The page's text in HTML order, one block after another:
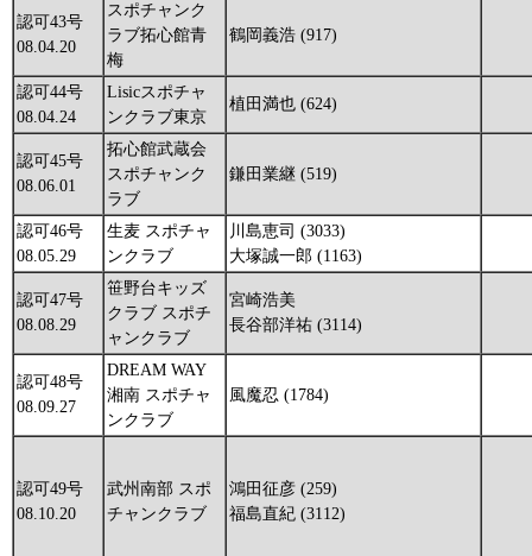
認可43号
08.04.20
スポチャンク
ラブ拓心館青
梅
鶴岡義浩 (917)
認可44号
08.04.24
Lisicスポチャ
ンクラブ東京
植田満也 (624)
認可45号
08.06.01
拓心館武蔵会
スポチャンク
ラブ
鎌田業継 (519)
認可46号
08.05.29
生麦 スポチャ
ンクラブ
川島恵司 (3033)
大塚誠一郎 (1163)
認可47号
08.08.29
笹野台キッズ
クラブ スポチ
ャンクラブ
宮崎浩美
長谷部洋祐 (3114)
認可48号
08.09.27
DREAM WAY
湘南 スポチャ
ンクラブ
風魔忍 (1784)
認可49号
08.10.20
武州南部 スポ
チャンクラブ
鴻田征彦 (259)
福島直紀 (3112)